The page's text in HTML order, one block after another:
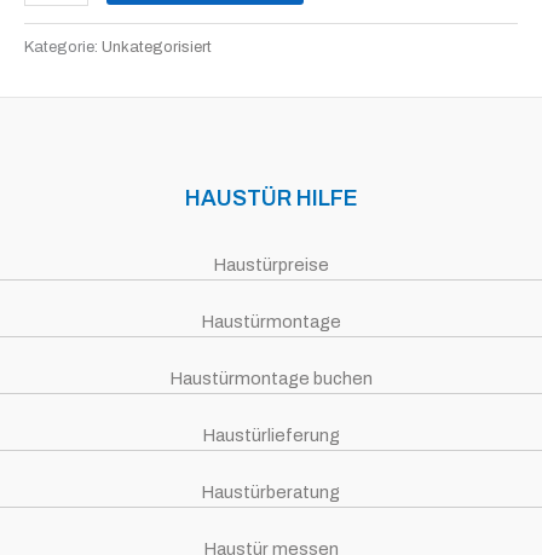
Kategorie: Unkategorisiert
HAUSTÜR HILFE
Haustürpreise
Haustürmontage
Haustürmontage buchen
Haustürlieferung
Haustürberatung
Haustür messen